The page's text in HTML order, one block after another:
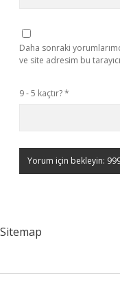
Daha sonraki
ve site adresim bu
9 - 5 kaçtır?*
Sitemap